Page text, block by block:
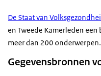
De Staat van
en Tweede Kamerleden
meer dan 200 onderwerpen.
Gegevensbronnen